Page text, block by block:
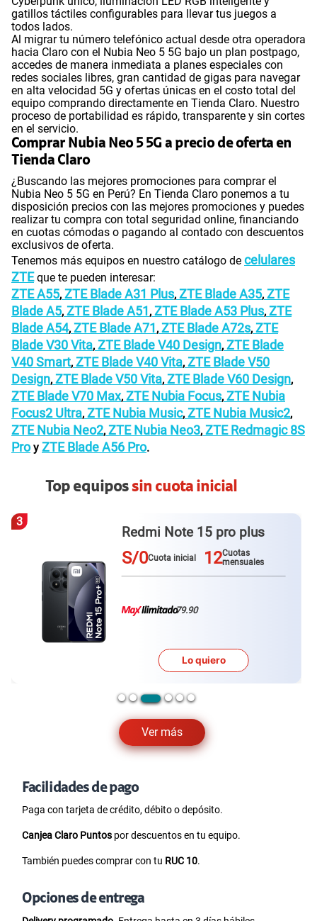
gatillos táctiles configurables para llevar tus juegos a
todos lados.
Al migrar tu número telefónico actual desde otra operadora
hacia Claro con el Nubia Neo 5 5G bajo un plan postpago,
accedes de manera inmediata a planes especiales con
redes sociales libres, gran cantidad de gigas para navegar
en alta velocidad 5G y ofertas únicas en el costo total del
equipo comprando directamente en Tienda Claro. Nuestro
proceso de portabilidad es rápido, transparente y sin cortes
en el servicio.
Comprar Nubia Neo 5 5G a precio de oferta en
Tienda Claro
¿Buscando las mejores promociones para comprar el
Nubia Neo 5 5G en Perú? En Tienda Claro ponemos a tu
disposición precios con las mejores promociones y puedes
realizar tu compra con total seguridad online, financiando
en cuotas cómodas o pagando al contado con descuentos
exclusivos de oferta.
Tenemos más equipos en nuestro catálogo de celulares
ZTEque te pueden interesar:
ZTE A55, ZTE Blade A31 Plus, ZTE Blade A35, ZTE
Blade A5, ZTE Blade A51 , ZTE Blade A53 Plus, ZTE
Blade A54, ZTE Blade A71 , ZTE Blade A72s, ZTE
Blade V30 Vita, ZTE Blade V40 Design, ZTE Blade
V40 Smart, ZTE Blade V40 Vita, ZTE Blade V50
Design, ZTE Blade V50 Vita, ZTE Blade V60 Design,
ZTE Blade V70 Max, ZTE Nubia Focus, ZTE Nubia
Focus2 Ultra, ZTE Nubia Music, ZTE Nubia Music2,
ZTE Nubia Neo2, ZTE Nubia Neo3, ZTE Redmagic 8S
Proy ZTE Blade A56 Pro.
Top equipossin cuota inicial
Ver más
4
Redmi Note 15
S/0Cuota inicial 12Cuotas
mensuales
79.90
Lo quiero
Facilidades de pago
Paga con tarjeta de crédito, débito o depósito.
Canjea Claro Puntos por descuentos en tu equipo.
También puedes comprar con tu RUC 10.
Opciones de entrega